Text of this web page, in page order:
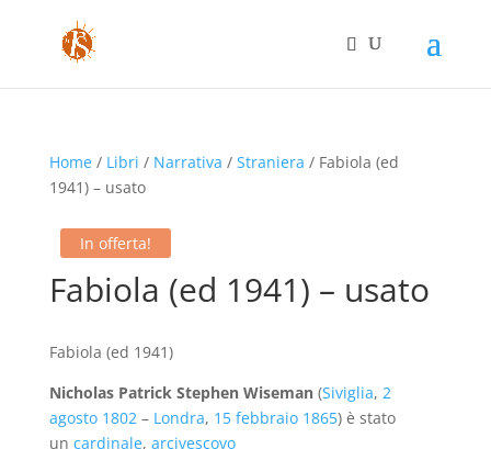
Home/ Libri / Narrativa / Straniera / Fabiola (ed
1941) – usato
In offerta!
Fabiola (ed 1941) – usato
Fabiola (ed 1941)
Nicholas Patrick Stephen Wiseman(Siviglia, 2
agosto 1802– Londra, 15 febbraio 1865) è stato
un cardinale, arcivescovo